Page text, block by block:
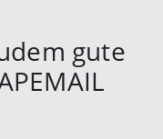
gute